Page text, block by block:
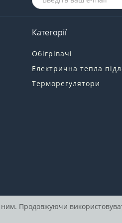
Категорії
Обігрівачі
Електрична тепла
Терморегулятори
Продовжуючи